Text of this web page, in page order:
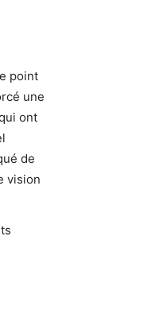
point
une
ont
de
vision